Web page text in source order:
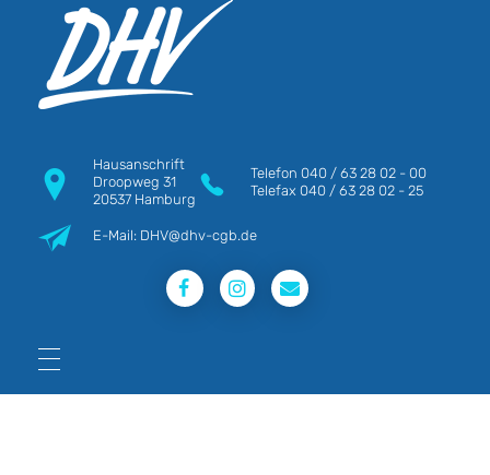
Hausanschrift
Droopweg 31
20537 Hamburg
Telefon 040 / 63 28 02 - 00
Telefax 040 / 63 28 02 - 25
E-Mail: DHV@dhv-cgb.de